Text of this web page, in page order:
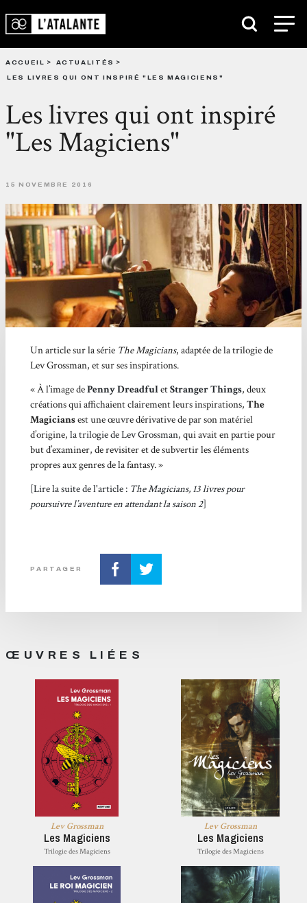
ACCUEIL
ACTUALITÉS
LES LIVRES QUI ONT INSPIRÉ "LES MAGICIENS"
Les livres qui ont inspiré
"Les Magiciens"
15 NOVEMBRE 2016
Un article sur la sérieThe Magicians, adaptée de la trilogie de
Lev Grossman, et sur ses inspirations.
«À l’image dePenny DreadfuletStranger Things, deux
créations qui affichaient clairement leurs inspirations, The
Magiciansest une œuvre dérivative de par son matériel
d’origine, la trilogie de Lev Grossman, qui avait en partie pour
but d’examiner, de revisiter et de subvertir les éléments
propres aux genres de la fantasy.»
[Lire la suite de l'article : The Magicians, 13 livres pour
poursuivre l’aventure en attendant la saison 2]
PARTAGER
ŒUVRES LIÉES
Lev Grossman
Les Magiciens
Trilogie des Magiciens
Lev Grossman
Les Magiciens
Trilogie des Magiciens